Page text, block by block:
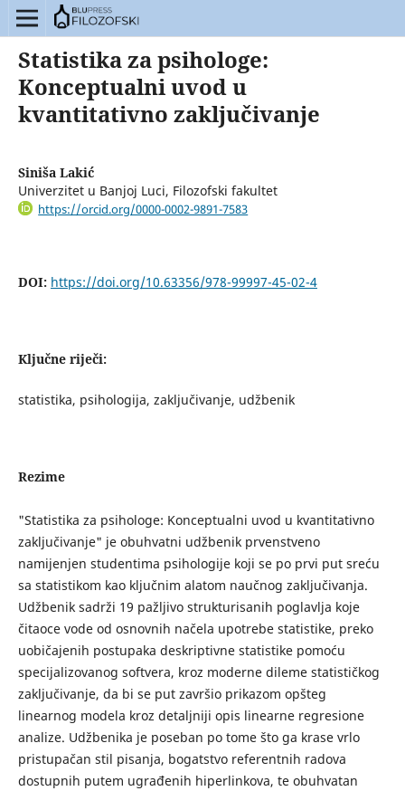
Statistika za psihologe:
Konceptualni uvod u
kvantitativno zaključivanje
Siniša Lakić
Univerzitet u Banjoj Luci, Filozofski fakultet
https://orcid.org/0000-0002-9891-7583
DOI: https://doi.org/10.63356/978-99997-45-02-4
Ključne riječi:
statistika, psihologija, zaključivanje, udžbenik
Rezime
"Statistika za psihologe: Konceptualni uvod u kvantitativno
zaključivanje" je obuhvatni udžbenik prvenstveno
namijenjen studentima psihologije koji se po prvi put sreću
sa statistikom kao ključnim alatom naučnog zaključivanja.
Udžbenik sadrži 19 pažljivo strukturisanih poglavlja koje
čitaoce vode od osnovnih načela upotrebe statistike, preko
uobičajenih postupaka deskriptivne statistike pomoću
specijalizovanog softvera, kroz moderne dileme statističkog
zaključivanje, da bi se put završio prikazom opšteg
linearnog modela kroz detaljniji opis linearne regresione
analize. Udžbenika je poseban po tome što ga krase vrlo
pristupačan stil pisanja, bogatstvo referentnih radova
dostupnih putem ugrađenih hiperlinkova, te obuhvatan